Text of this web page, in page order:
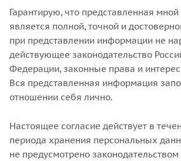
Гарантирую, что представленная
является полной, точной и
при представлении информации не
действующее законодательство
Федерации, законные права и
Вся представленная информация
отношении себя лично.
Настоящее согласие действует в
периода хранения персональных
не предусмотрено законодательством